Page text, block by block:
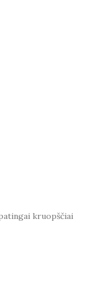
kruopščiai